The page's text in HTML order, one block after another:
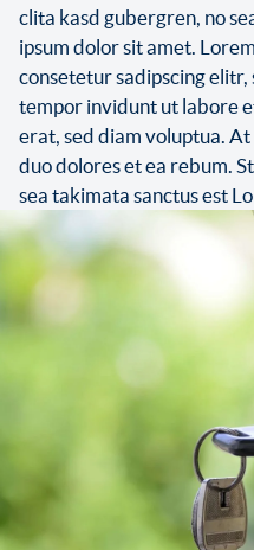
clita kasd gubergren, no
ipsum dolor sit amet.
consetetur sadipscing
tempor invidunt ut labore
erat, sed diam voluptua.
duo dolores et ea rebum.
sea takimata sanctus est